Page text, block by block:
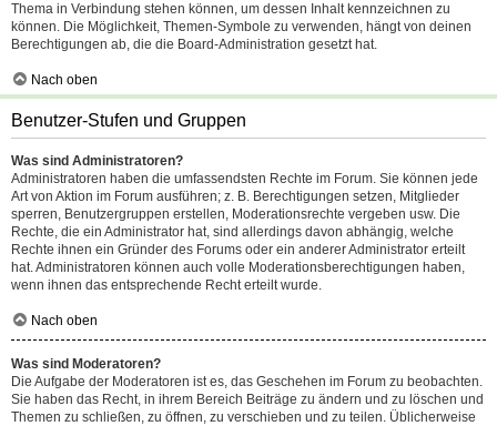
Thema in Verbindung stehen können, um dessen Inhalt kennzeichnen zu
können. Die Möglichkeit, Themen-Symbole zu verwenden, hängt von deinen
Berechtigungen ab, die die Board-Administration gesetzt hat.
Nach oben
Benutzer-Stufen und Gruppen
Was sind Administratoren?
Administratoren haben die umfassendsten Rechte im Forum. Sie können jede
Art von Aktion im Forum ausführen; z. B. Berechtigungen setzen, Mitglieder
sperren, Benutzergruppen erstellen, Moderationsrechte vergeben usw. Die
Rechte, die ein Administrator hat, sind allerdings davon abhängig, welche
Rechte ihnen ein Gründer des Forums oder ein anderer Administrator erteilt
hat. Administratoren können auch volle Moderationsberechtigungen haben,
wenn ihnen das entsprechende Recht erteilt wurde.
Nach oben
Was sind Moderatoren?
Die Aufgabe der Moderatoren ist es, das Geschehen im Forum zu beobachten.
Sie haben das Recht, in ihrem Bereich Beiträge zu ändern und zu löschen und
Themen zu schließen, zu öffnen, zu verschieben und zu teilen. Üblicherweise